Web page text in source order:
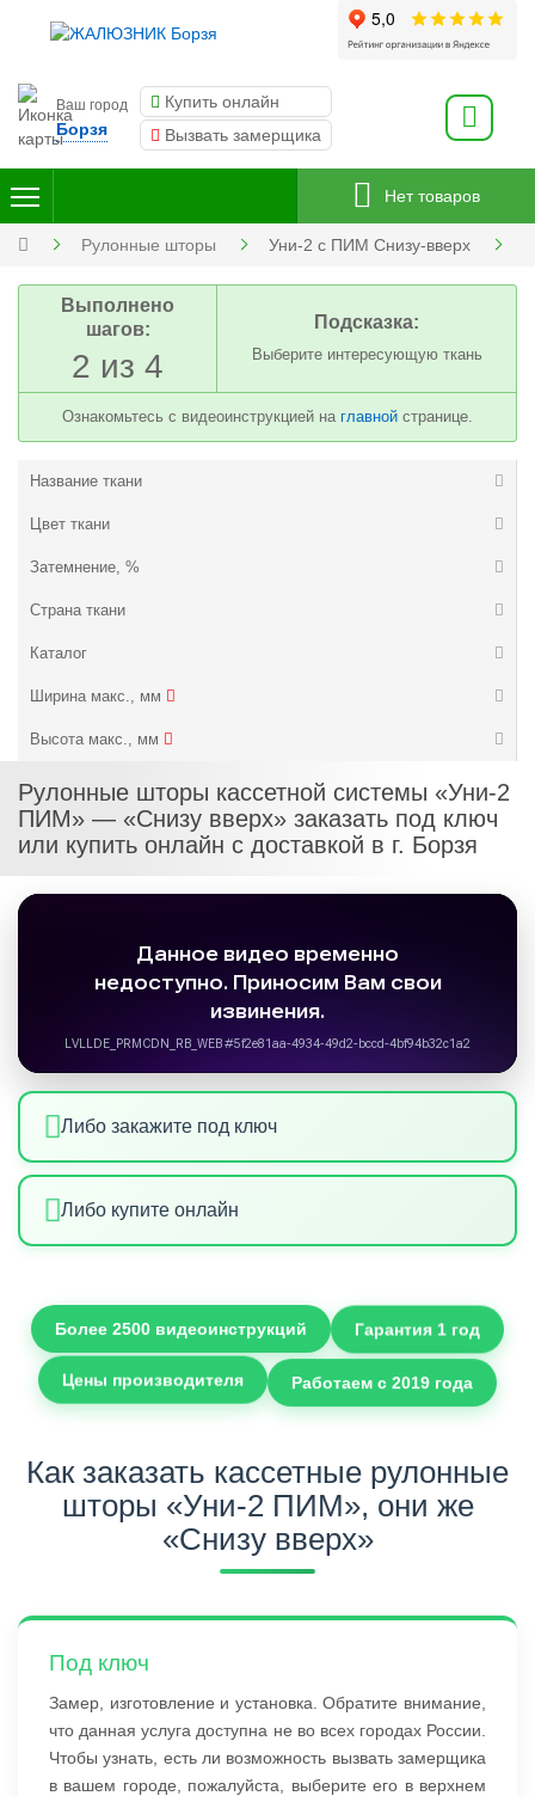
Ваш город
Борзя
Купить онлайн
Вызвать замерщика
Нет товаров
Рулонные шторы Уни-2 с ПИМ Снизу-вверх
Выполнено
шагов:
2 из 4
Подсказка:
Выберите интересующую ткань
Ознакомьтесь с видеоинструкцией на главной странице.
Название ткани
Цвет ткани
Затемнение, %
Страна ткани
Каталог
Ширина макс., мм
Высота макс., мм
Рулонные шторы кассетной системы «Уни-2
ПИМ» — «Снизу вверх» заказать под ключ
или купить онлайн с доставкой в г. Борзя
Либо закажите под ключ
Либо купите онлайн
Более 2500 видеоинструкций Гарантия 1 год
Цены производителя Работаем с 2019 года
Как заказать кассетные рулонные
шторы «Уни-2 ПИМ», они же
«Снизу вверх»
Под ключ
Замер, изготовление и установка. Обратите внимание,
что данная услуга доступна не во всех городах России.
Чтобы узнать, есть ли возможность вызвать замерщика
в вашем городе, пожалуйста, выберите его в верхнем